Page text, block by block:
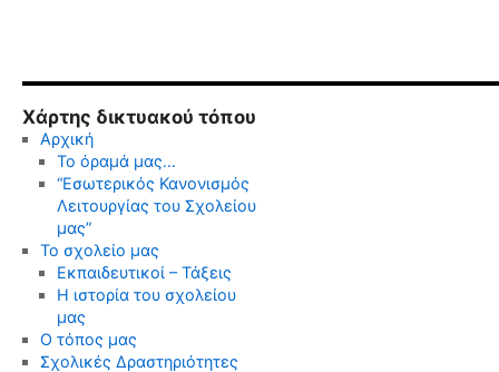
Χάρτης δικτυακού τόπου
Αρχική
Το όραμά μας…
“Εσωτερικός Κανονισμός
Λειτουργίας του Σχολείου
μας”
Το σχολείο μας
Εκπαιδευτικοί – Τάξεις
Η ιστορία του σχολείου
μας
Ο τόπος μας
Σχολικές Δραστηριότητες